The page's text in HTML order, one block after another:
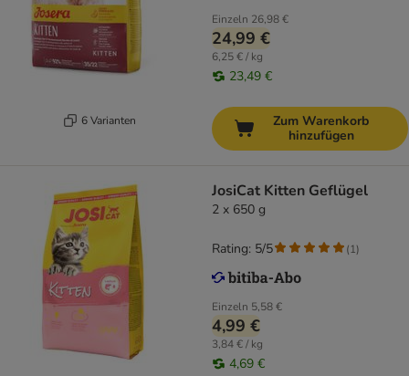
6 Varianten
Einzeln 26,98 €
24,99 €
6,25 € / kg
23,49 €
Zum Warenkorb
hinzufügen
JosiCat Kitten Geflügel
2 x 650 g
Einzeln 5,58 €
4,99 €
3,84 € / kg
4,69 €
Rating: 5/5 (1)